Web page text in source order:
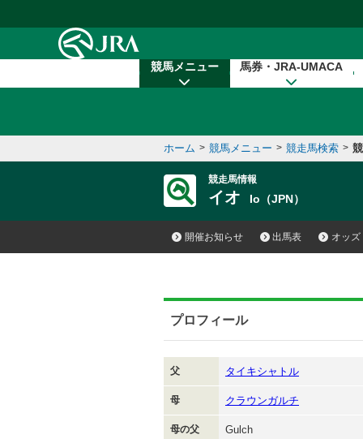
競馬メニュー 馬券・JRA-UMACA
ホーム > 競馬メニュー > 競走馬検索 >
競走馬情報
イオ Io（JPN）
開催お知らせ 出馬表 オッズ
プロフィール
父 タイキシャトル
母 クラウンガルチ
母の父 Gulch